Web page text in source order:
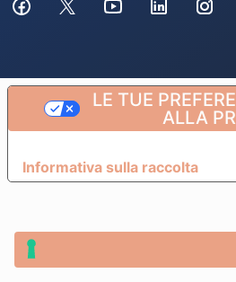
Informativa sulla raccolta
LE TUE
ALLA